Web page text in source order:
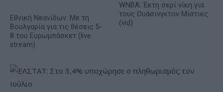
Εθνική Νεανίδων: Με τη
Βουλγαρία για τις θέσεις 5-
8 του Ευρωμπάσκετ (live
stream)
WNBA: Έκτη σερί νίκη για
τους Ουάσινγκτον Μίστικς
(vid)